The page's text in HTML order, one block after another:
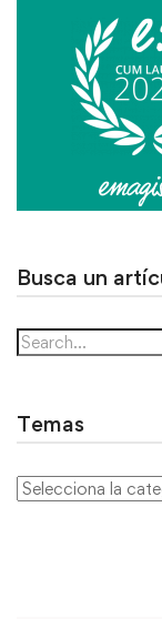
Busca un
Temas